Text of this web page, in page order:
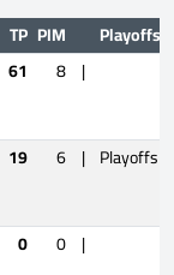
TP PIM Playoffs
61 8 |
19 6 | Playoffs
0 0 |